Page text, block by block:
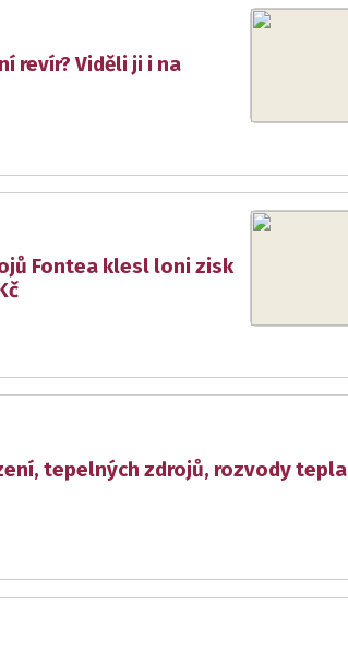
revír? Viděli ji i na
Fontea klesl loni zisk
tepelných zdrojů, rozvody tepla